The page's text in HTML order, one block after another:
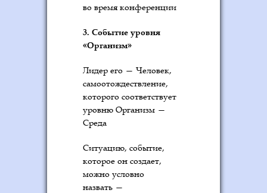
во время конференции
3. Событие уровня
«Организм»
Лидер его — Человек,
самоотождествление,
которого соответствует
уровню Организм —
Среда
Ситуацию, событие,
которое он создает,
можно условно
назвать —